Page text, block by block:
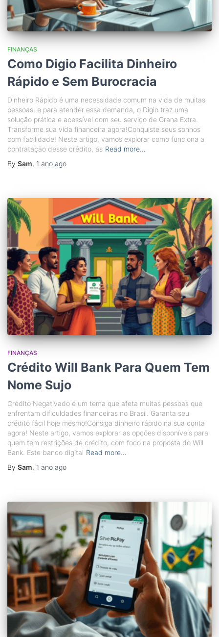
FINANÇAS
Como Digio Facilita Dinheiro
Rápido e Sem Burocracia
Dinheiro Rápido é uma necessidade comum na vida de muitas
pessoas, e para atender essa demanda, o Digio traz uma
solução prática e acessível com seu serviço de Grana Extra.
Transforme sua vida financeira agora!Conquiste seus sonhos
com facilidade! Neste artigo, vamos explorar como funciona a
contratação desse crédito, as Read more…
By Sam, 1 ano ago
FINANÇAS
Crédito Will Bank Para Quem Tem
Nome Sujo
Crédito Negativado é um tema que afeta muitas pessoas que
enfrentam dificuldades financeiras no Brasil. Garanta seu
crédito fácil hoje mesmo!Consiga dinheiro rápido na sua conta
agora! Neste artigo, vamos explorar as opções disponíveis para
quem tem restrições de crédito, com foco na proposta do Will
Bank. Este banco digital Read more…
By Sam, 1 ano ago